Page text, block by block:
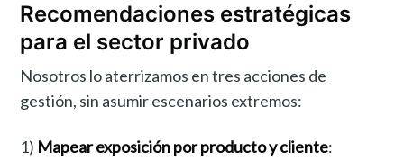
Recomendaciones estratégicas
para el sector privado
Nosotros lo aterrizamos en tres acciones de
gestión, sin asumir escenarios extremos:
1) Mapear exposición por producto y cliente: